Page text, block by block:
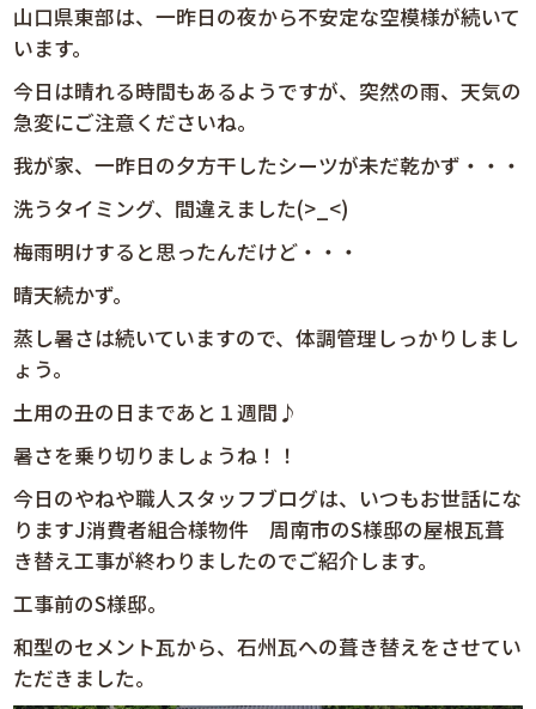
山口県東部は、一昨日の夜から不安定な空模様が続いて
います。
今日は晴れる時間もあるようですが、突然の雨、天気の
急変にご注意くださいね。
我が家、一昨日の夕方干したシーツが未だ乾かず・・・
洗うタイミング、間違えました(>_<)
梅雨明けすると思ったんだけど・・・
晴天続かず。
蒸し暑さは続いていますので、体調管理しっかりしまし
ょう。
土用の丑の日まであと１週間♪
暑さを乗り切りましょうね！！
今日のやねや職人スタッフブログは、いつもお世話にな
りますJ消費者組合様物件 周南市のS様邸の屋根瓦葺
き替え工事が終わりましたのでご紹介します。
工事前のS様邸。
和型のセメント瓦から、石州瓦への葺き替えをさせてい
ただきました。